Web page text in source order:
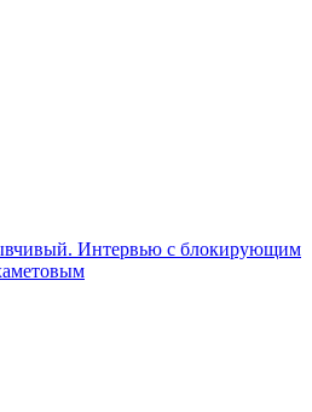
Интервью с блокирующим